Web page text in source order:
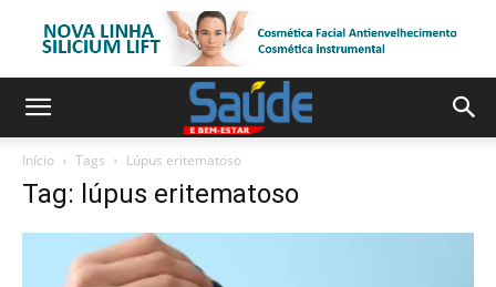
Início Tags Lúpus eritematoso
Tag: lúpus eritematoso